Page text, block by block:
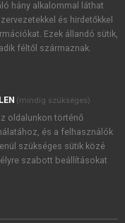
akcióiról.
újdonságairól,
tudomásul
a szotar.netés a
foglaltakat
hány alkalommal láthat
és hirdetőkkel
Ezek állandó sütik,
féltől származnak.
(mindig szükséges)
oldalunkon történő
és a felhasználók
szükséges sütik közé
szabott beállításokat